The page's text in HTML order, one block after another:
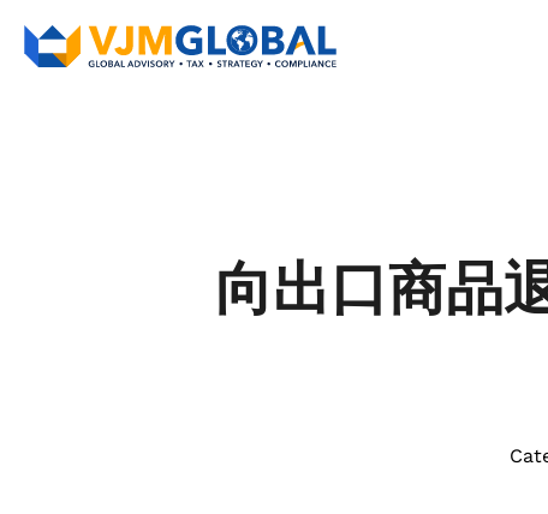
向出口商品